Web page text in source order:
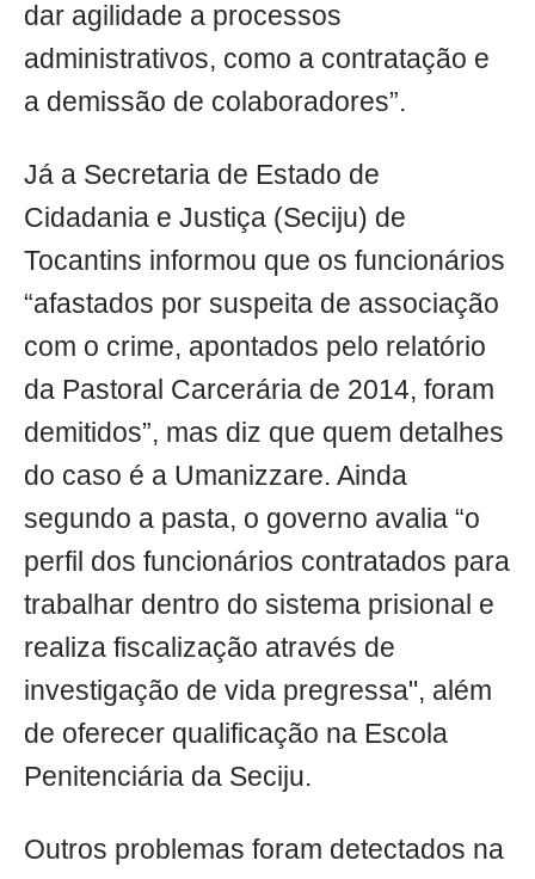
dar agilidade a processos
administrativos, como a contratação e
a demissão de colaboradores”.
Já a Secretaria de Estado de
Cidadania e Justiça (Seciju) de
Tocantins informou que os funcionários
“afastados por suspeita de associação
com o crime, apontados pelo relatório
da Pastoral Carcerária de 2014, foram
demitidos”, mas diz que quem detalhes
do caso é a Umanizzare. Ainda
segundo a pasta, o governo avalia “o
perfil dos funcionários contratados para
trabalhar dentro do sistema prisional e
realiza fiscalização através de
investigação de vida pregressa", além
de oferecer qualificação na Escola
Penitenciária da Seciju.
Outros problemas foram detectados na